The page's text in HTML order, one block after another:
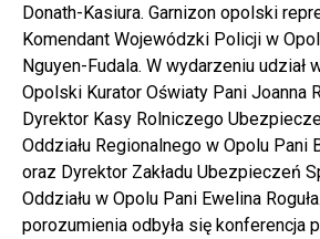
Donath-Kasiura. Garnizon opolski
Komendant Wojewódzki Policji w
Nguyen-Fudala. W wydarzeniu udział
Opolski Kurator Oświaty Pani Joanna
Dyrektor Kasy Rolniczego
Oddziału Regionalnego w Opolu Pani
oraz Dyrektor Zakładu Ubezpieczeń
Oddziału w Opolu Pani Ewelina
porozumienia odbyła się konferencja